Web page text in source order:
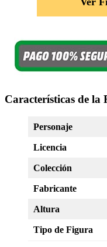
Características de la
Personaje
Licencia
Colección
Fabricante
Altura
Tipo de Figura